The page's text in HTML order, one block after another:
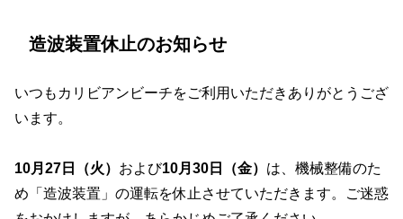
造波装置休止のお知らせ
いつもカリビアンビーチをご利用いただきありがとうござ
います。
10月27日（火） および10月30日（金） は、機械整備のた
め「造波装置」の運転を休止させていただきます。ご迷惑